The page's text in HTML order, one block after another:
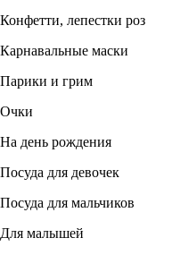
Конфетти, лепестки роз
Карнавальные маски
Парики и грим
Очки
На день рождения
Посуда для девочек
Посуда для мальчиков
Для малышей